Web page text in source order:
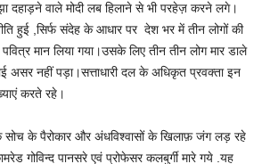
दहाड़ने वाले मोदी लब हिलाने से भी परहेज़ करने लगे।
हुई ,सिर्फ संदेह के आधार पर देश भर में तीन लोगों की
मान लिया गया।उसके लिए तीन तीन लोग मार डाले
असर नहीं पड़ा।सत्ताधारी दल के अधिकृत प्रवक्ता इन
करते रहे।
सोच के पैरोकार और अंधविश्वासों के खिलाफ़ जंग लड़ रहे
गोविन्द पानसरे एवं प्रोफेसर कलबुर्गी मारे गये .यह